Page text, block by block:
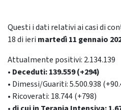
Questi i dati relativi ai casi di
18 di ieri martedì 11 gennaio
Attualmente positivi: 2.134.139
• Deceduti: 139.559 (+294)
• Dimessi/Guariti: 5.500.938
• Ricoverati: 18.744 (+798)